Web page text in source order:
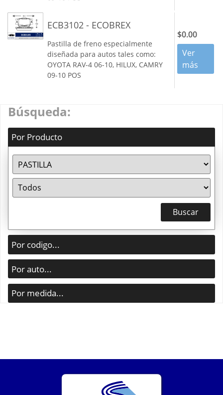
ECB3102 - ECOBREX
Pastilla de freno especialmente
diseñada para autos tales como:
OYOTA RAV-4 06-10, HILUX, CAMRY
09-10 POS
$0.00
Ver
más
Búsqueda:
Por Producto
Por codigo...
Por auto...
Por medida...